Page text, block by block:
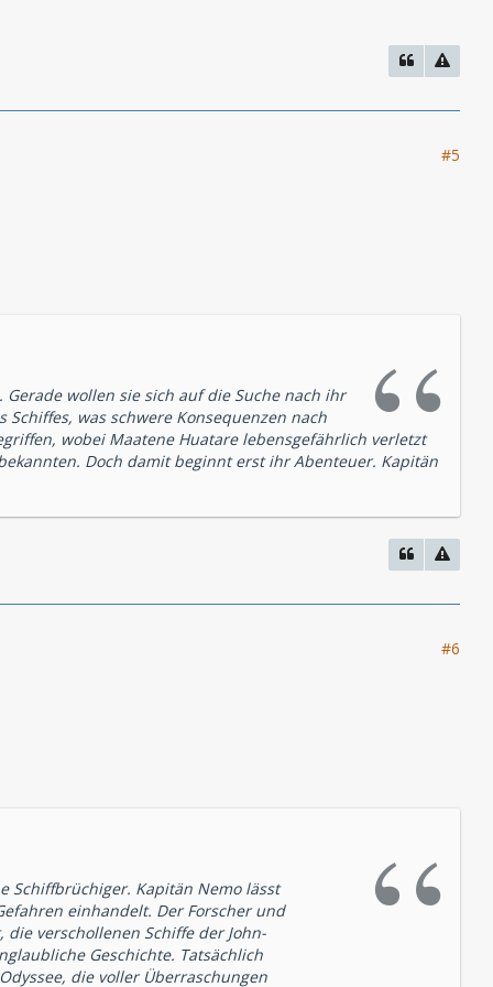
#5
wollen sie sich auf die Suche nach ihr
was schwere Konsequenzen nach
wobei Maatene Huatare lebensgefährlich verletzt
Doch damit beginnt erst ihr Abenteuer. Kapitän
#6
Schiffbrüchiger. Kapitän Nemo lässt
einhandelt. Der Forscher und
verschollenen Schiffe der John-
Geschichte. Tatsächlich
die voller Überraschungen